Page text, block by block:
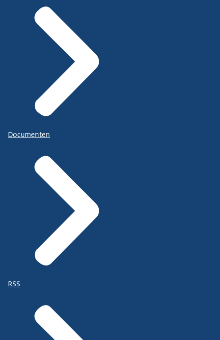
Documenten
RSS